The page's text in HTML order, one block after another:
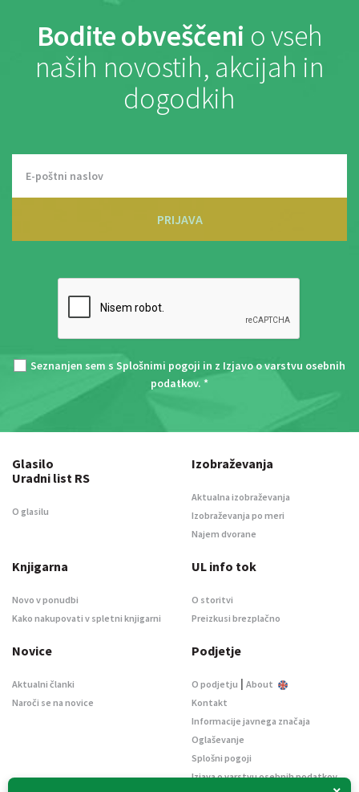
Bodite obveščeni o vseh
naših novostih, akcijah in
dogodkih
PRIJAVA
Seznanjen sem s Splošnimi pogoji in z Izjavo o varstvu osebnih
podatkov. *
Glasilo
Uradni list RS
O glasilu
Izobraževanja
Aktualna izobraževanja
Izobraževanja po meri
Najem dvorane
Knjigarna
Novo v ponudbi
Kako nakupovati v spletni knjigarni
UL info tok
O storitvi
Preizkusi brezplačno
Novice
Aktualni članki
Naroči se na novice
Podjetje
O podjetju | About
Kontakt
Informacije javnega značaja
Oglaševanje
Splošni pogoji
Izjava o varstvu osebnih podatkov